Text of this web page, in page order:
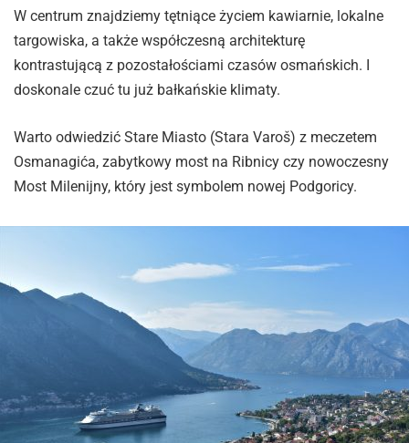
W centrum znajdziemy tętniące życiem kawiarnie, lokalne
targowiska, a także współczesną architekturę
kontrastującą z pozostałościami czasów osmańskich. I
doskonale czuć tu już bałkańskie klimaty.
Warto odwiedzić Stare Miasto (Stara Varoš) z meczetem
Osmanagića, zabytkowy most na Ribnicy czy nowoczesny
Most Milenijny, który jest symbolem nowej Podgoricy.